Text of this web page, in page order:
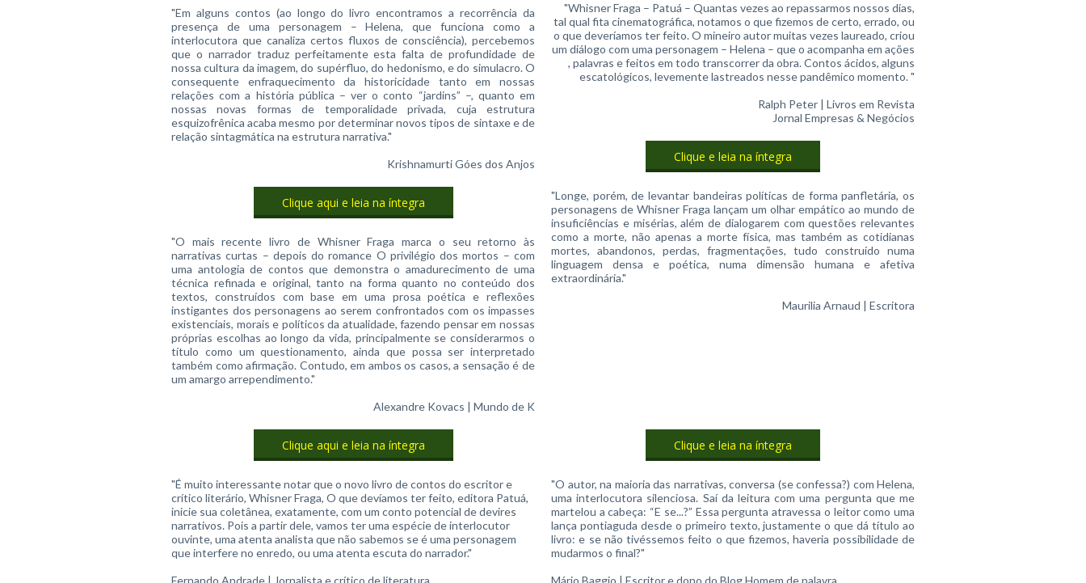
"Em alguns contos (ao longo do livro encontramos a recorrência da
presença de uma personagem – Helena, que funciona como a
interlocutora que canaliza certos fluxos de consciência), percebemos
que o narrador traduz perfeitamente esta falta de profundidade de
nossa cultura da imagem, do supérfluo, do hedonismo, e do simulacro. O
consequente enfraquecimento da historicidade tanto em nossas
relações com a história pública – ver o conto “jardins” –, quanto em
nossas novas formas de temporalidade privada, cuja estrutura
esquizofrênica acaba mesmo por determinar novos tipos de sintaxe e de
relação sintagmática na estrutura narrativa."
Krishnamurti Góes dos Anjos
Clique aqui e leia na íntegra
"O mais recente livro de Whisner Fraga marca o seu retorno às
narrativas curtas – depois do romance O privilégio dos mortos – com
uma antologia de contos que demonstra o amadurecimento de uma
técnica refinada e original, tanto na forma quanto no conteúdo dos
textos, construídos com base em uma prosa poética e reflexões
instigantes dos personagens ao serem confrontados com os impasses
existenciais, morais e políticos da atualidade, fazendo pensar em nossas
próprias escolhas ao longo da vida, principalmente se considerarmos o
título como um questionamento, ainda que possa ser interpretado
também como afirmação. Contudo, em ambos os casos, a sensação é de
um amargo arrependimento."
Alexandre Kovacs | Mundo de K
"Whisner Fraga – Patuá – Quantas vezes ao repassarmos nossos dias,
tal qual fita cinematográfica, notamos o que fizemos de certo, errado, ou
o que deveríamos ter feito. O mineiro autor muitas vezes laureado, criou
um diálogo com uma personagem – Helena – que o acompanha em ações
, palavras e feitos em todo transcorrer da obra. Contos ácidos, alguns
escatológicos, levemente lastreados nesse pandêmico momento. "
Ralph Peter | Livros em Revista
Jornal Empresas & Negócios
Clique e leia na íntegra
"Longe, porém, de levantar bandeiras políticas de forma panfletária, os
personagens de Whisner Fraga lançam um olhar empático ao mundo de
insuficiências e misérias, além de dialogarem com questões relevantes
como a morte, não apenas a morte física, mas também as cotidianas
mortes, abandonos, perdas, fragmentações, tudo construído numa
linguagem densa e poética, numa dimensão humana e afetiva
extraordinária."
Maurilia Arnaud | Escritora
Clique aqui e leia na íntegra
"É muito interessante notar que o novo livro de contos do escritor e
crítico literário, Whisner Fraga, O que devíamos ter feito, editora Patuá,
inicie sua coletânea, exatamente, com um conto potencial de devires
narrativos. Pois a partir dele, vamos ter uma espécie de interlocutor
ouvinte, uma atenta analista que não sabemos se é uma personagem
que interfere no enredo, ou uma atenta escuta do narrador."
Clique e leia na íntegra
"O autor, na maioria das narrativas, conversa (se confessa?) com Helena,
uma interlocutora silenciosa. Saí da leitura com uma pergunta que me
martelou a cabeça: “E se...?” Essa pergunta atravessa o leitor como uma
lança pontiaguda desde o primeiro texto, justamente o que dá título ao
livro: e se não tivéssemos feito o que fizemos, haveria possibilidade de
mudarmos o final?"